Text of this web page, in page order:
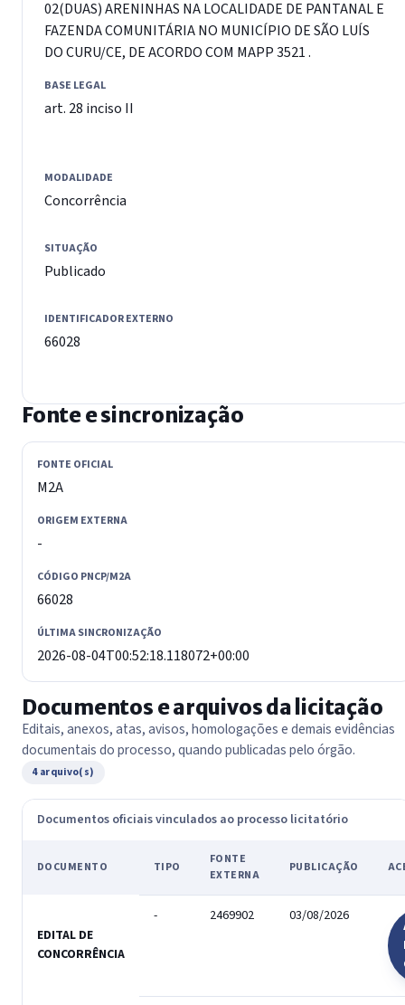
02(DUAS) ARENINHAS NA LOCALIDADE DE PANTANAL E
FAZENDA COMUNITÁRIA NO MUNICÍPIO DE SÃO LUÍS
DO CURU/CE, DE ACORDO COM MAPP 3521 .
BASE LEGAL
art. 28 inciso II
MODALIDADE
Concorrência
SITUAÇÃO
Publicado
IDENTIFICADOR EXTERNO
66028
Fonte e sincronização
FONTE OFICIAL
M2A
ORIGEM EXTERNA
-
CÓDIGO PNCP/M2A
66028
ÚLTIMA SINCRONIZAÇÃO
2026-08-04T00:52:18.118072+00:00
Documentos e arquivos da licitação
Editais, anexos, atas, avisos, homologações e demais evidências
documentais do processo, quando publicadas pelo órgão.
4 arquivo(s)
Documentos oficiais vinculados ao processo licitatório
DOCUMENTO TIPO
FONTE
EXTERNA
PUBLICAÇÃO
EDITAL DE
CONCORRÊNCIA
- 2469902 03/08/2026